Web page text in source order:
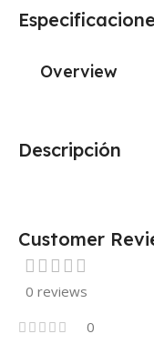
Descripción
Overview
Customer
0 reviews
0